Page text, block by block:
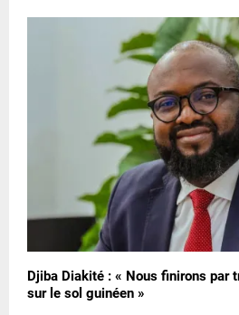
Djiba Diakité : « Nous finirons par
sur le sol guinéen »